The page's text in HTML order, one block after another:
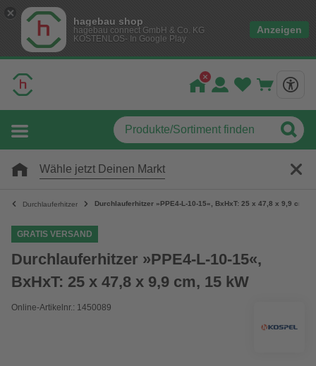
hagebau shop
hagebau connect GmbH & Co. KG
KOSTENLOS- In Google Play
Anzeigen
Wähle jetzt Deinen Markt
Durchlauferhitzer Durchlauferhitzer »PPE4-L-10-15«, BxHxT: 25 x 47,8 x 9,9 cm,
GRATIS VERSAND
Durchlauferhitzer »PPE4-L-10-15«,
BxHxT: 25 x 47,8 x 9,9 cm, 15 kW
Online-Artikelnr.: 1450089